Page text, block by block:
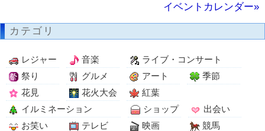
イベントカレンダー»
カテゴリ
レジャー 音楽
ライブ・コンサート
祭り
グルメ アート
季節
花見
花火大会
紅葉
イルミネーション
ショップ
出会い
お笑い
テレビ 映画
競馬